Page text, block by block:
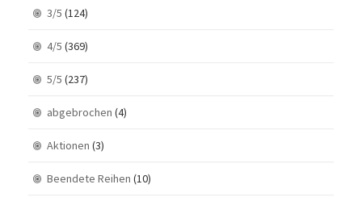
3/5 (124)
4/5 (369)
5/5 (237)
abgebrochen (4)
Aktionen (3)
Beendete Reihen (10)